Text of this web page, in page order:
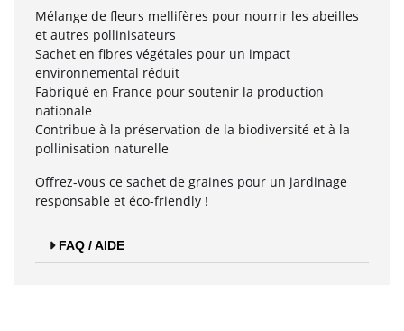
Mélange de fleurs mellifères pour nourrir les abeilles
et autres pollinisateurs
Sachet en fibres végétales pour un impact
environnemental réduit
Fabriqué en France pour soutenir la production
nationale
Contribue à la préservation de la biodiversité et à la
pollinisation naturelle
Offrez-vous ce sachet de graines pour un jardinage
responsable et éco-friendly !
FAQ / AIDE